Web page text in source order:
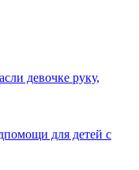
девочке руку,
для детей с